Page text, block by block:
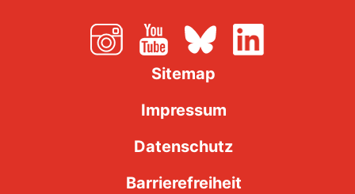
Sitemap
Impressum
Datenschutz
Barrierefreiheit